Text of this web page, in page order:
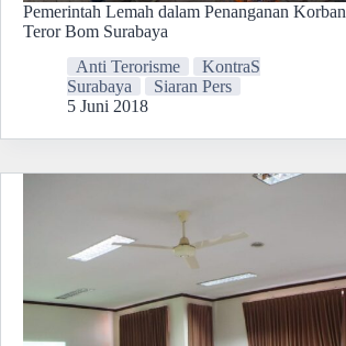
Pemerintah Lemah dalam Penanganan Korban
Teror Bom Surabaya
Anti Terorisme
KontraS
Surabaya
Siaran Pers
5 Juni 2018